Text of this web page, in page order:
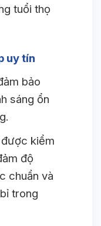
tuổi thọ
uy tín
bảo
sáng ổn
kiểm
độ
chuẩn và
trong